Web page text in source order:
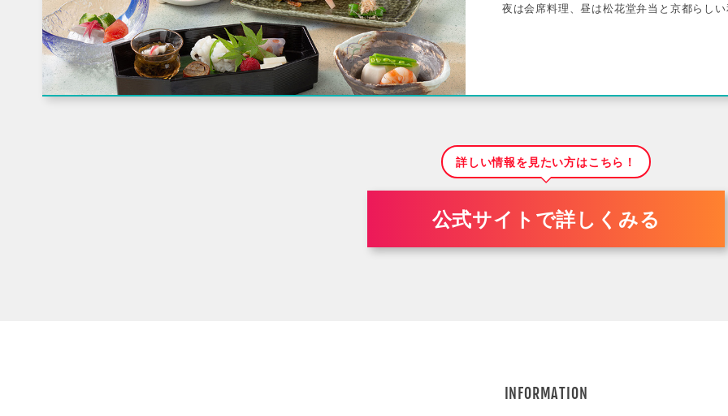
夜は会席料理、昼は松花堂弁当と京都らし
詳しい情報を見たい方はこちら！
公式サイトで詳しくみる
INFORMATION